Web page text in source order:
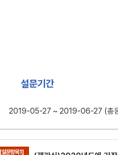
설문기간
2019-05-27 ~ 2019-06-27 (총
[설문항목1]